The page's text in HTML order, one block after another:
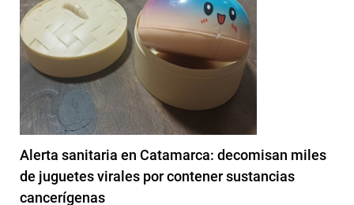
Alerta sanitaria en Catamarca: decomisan miles
de juguetes virales por contener sustancias
cancerígenas